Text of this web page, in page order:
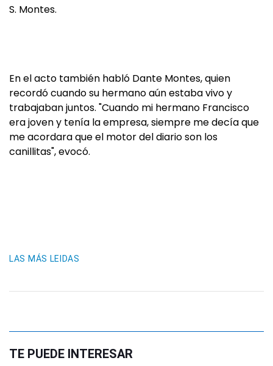
S. Montes.
En el acto también habló Dante Montes, quien
recordó cuando su hermano aún estaba vivo y
trabajaban juntos. "Cuando mi hermano Francisco
era joven y tenía la empresa, siempre me decía que
me acordara que el motor del diario son los
canillitas", evocó.
LAS MÁS LEIDAS
TE PUEDE INTERESAR